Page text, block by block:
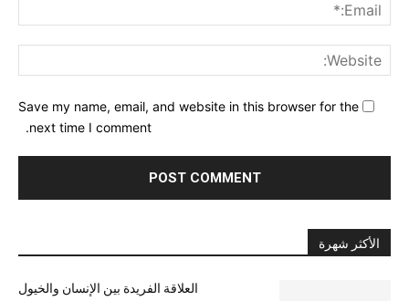
Save my name, email, and website in this browser for the
next time I comment.
الأكثر شهرة
العلاقة الفريدة بين الإنسان والخيول